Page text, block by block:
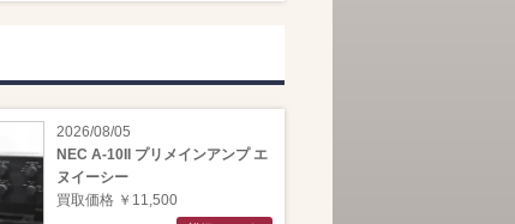
2026/08/05
NEC A-10II プリメインアンプ エ
ヌイーシー
買取価格 ￥11,500